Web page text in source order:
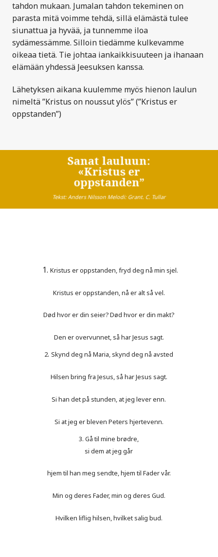
tahdon mukaan. Jumalan tahdon tekeminen on
parasta mitä voimme tehdä, sillä elämästä tulee
siunattua ja hyvää, ja tunnemme iloa
sydämessämme. Silloin tiedämme kulkevamme
oikeaa tietä. Tie johtaa iankaikkisuuteen ja ihanaan
elämään yhdessä Jeesuksen kanssa.
Lähetyksen aikana kuulemme myös hienon laulun
nimeltä ”Kristus on noussut ylös” (”Kristus er
oppstanden”)
Sanat lauluun:
«Kristus er
oppstanden”
Tekst: Anders Nilsson Melodi: Grant. C. Tullar
Kristus er oppstanden, fryd deg nå min sjel.
Kristus er oppstanden, nå er alt så vel.
Død hvor er din seier? Død hvor er din makt?
Den er overvunnet, så har Jesus sagt.
2.Skynd deg nå Maria, skynd deg nå avsted
Hilsen bring fra Jesus, så har Jesus sagt.
Si han det på stunden, at jeg lever enn.
Si at jeg er bleven Peters hjertevenn.
3. Gå til mine brødre,
si dem at jeg går
hjem til han meg sendte, hjem til Fader vår.
Min og deres Fader, min og deres Gud.
Hvilken liflig hilsen, hvilket salig bud.